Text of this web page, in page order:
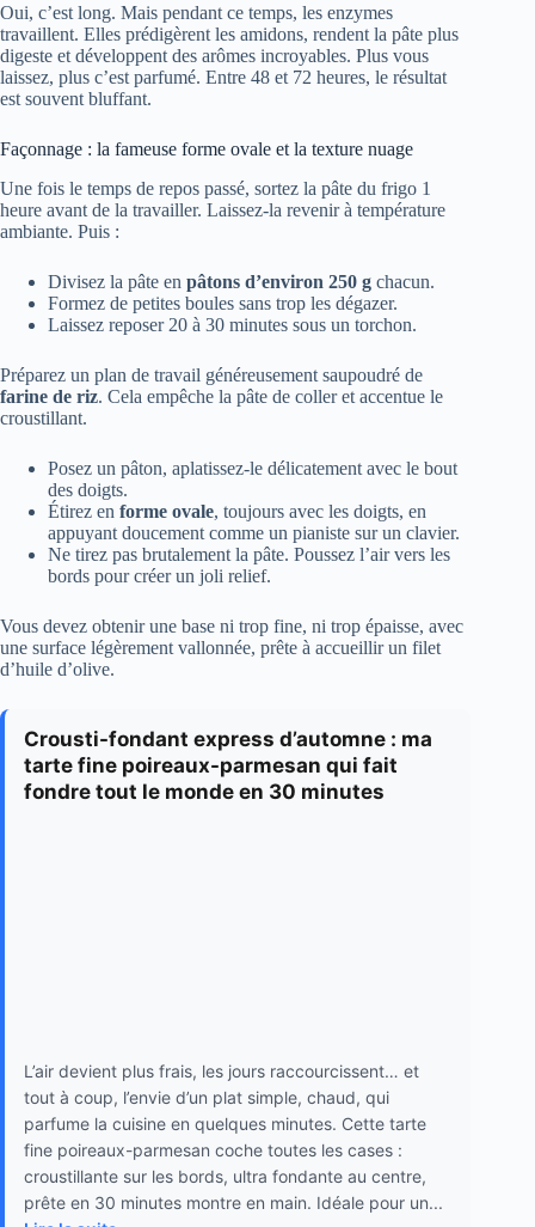
Oui, c’est long. Mais pendant ce temps, les enzymes
travaillent. Elles prédigèrent les amidons, rendent la pâte plus
digeste et développent des arômes incroyables. Plus vous
laissez, plus c’est parfumé. Entre 48 et 72 heures, le résultat
est souvent bluffant.
Façonnage : la fameuse forme ovale et la texture nuage
Une fois le temps de repos passé, sortez la pâte du frigo 1
heure avant de la travailler. Laissez-la revenir à température
ambiante. Puis :
Divisez la pâte en pâtons d’environ 250 g chacun.
Formez de petites boules sans trop les dégazer.
Laissez reposer 20 à 30 minutes sous un torchon.
Préparez un plan de travail généreusement saupoudré de
farine de riz. Cela empêche la pâte de coller et accentue le
croustillant.
Posez un pâton, aplatissez-le délicatement avec le bout
des doigts.
Étirez en forme ovale, toujours avec les doigts, en
appuyant doucement comme un pianiste sur un clavier.
Ne tirez pas brutalement la pâte. Poussez l’air vers les
bords pour créer un joli relief.
Vous devez obtenir une base ni trop fine, ni trop épaisse, avec
une surface légèrement vallonnée, prête à accueillir un filet
d’huile d’olive.
Crousti-fondant express d’automne : ma
tarte fine poireaux-parmesan qui fait
fondre tout le monde en 30 minutes
L’air devient plus frais, les jours raccourcissent… et
tout à coup, l’envie d’un plat simple, chaud, qui
parfume la cuisine en quelques minutes. Cette tarte
fine poireaux-parmesan coche toutes les cases :
croustillante sur les bords, ultra fondante au centre,
prête en 30 minutes montre en main. Idéale pour un...